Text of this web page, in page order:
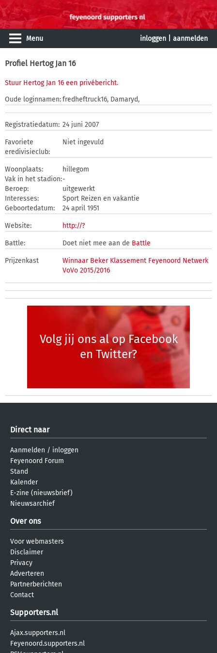
Menu inloggen aanmelden
Profiel Hertog Jan 16
Stuur Hertog Jan 16 een privébericht.
Oude loginnamen:fredheftruck16, Damaryd,
Registratiedatum: 24 juni 2007
Favoriete
eredivisieclub:
Niet ingevuld
Woonplaats:
hillegom
Vak in het stadion:-
Beroep:
uitgewerkt
Interesses:
Sport Reizen en vakantie
Geboortedatum:
24 april 1951
Website: http://?
Battle: Doet niet mee aan de Battle
Prijzenkast
Winnaar Beker Klassement Feyenoord Netwerk
VoVo 2015/2016
Volg jij ons al op Facebook
en Twitter?
Direct naar
Aanmelden / inloggen
Feyenoord Forum
Stand
Kalender
E-zine (nieuwsbrief)
Nieuwsarchief
Over ons
Voor webmasters
Disclaimer
Privacy
Adverteren
Partnerberichten
Contact
Supporters.nl
Ajax.supporters.nl
Feyenoord.supporters.nl